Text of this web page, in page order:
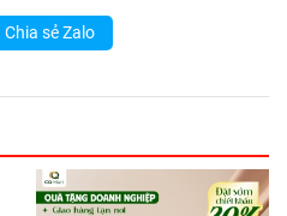
Chia sẻ Zalo